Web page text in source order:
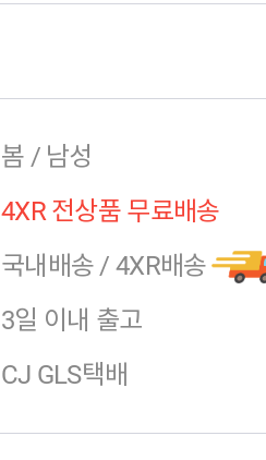
봄 / 남성
4XR 전상품 무료배송
국내배송 / 4XR배송
3일 이내 출고
CJ GLS택배